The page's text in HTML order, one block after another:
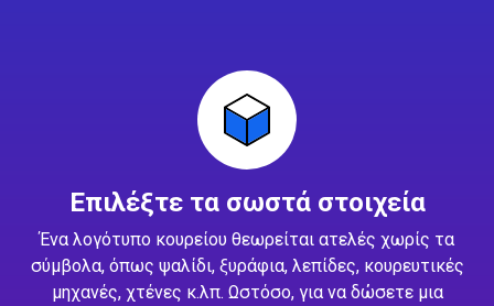
Επιλέξτε τα σωστά στοιχεία
Ένα λογότυπο κουρείου θεωρείται ατελές χωρίς τα
σύμβολα, όπως ψαλίδι, ξυράφια, λεπίδες, κουρευτικές
μηχανές, χτένες κ.λπ. Ωστόσο, για να δώσετε μια